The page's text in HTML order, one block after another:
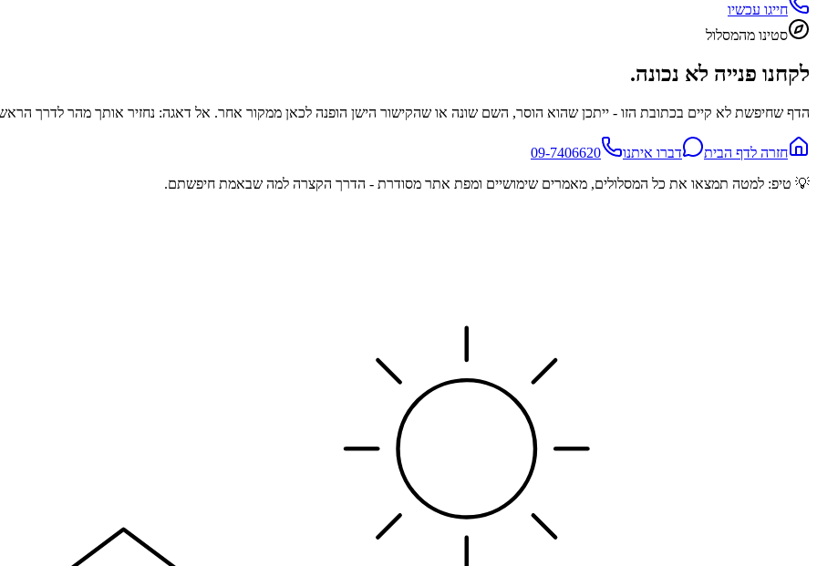
חייגו עכשיו
סטינו מהמסלול
לקחנו פנייה לא נכונה.
הדף שחיפשת לא קיים בכתובת הזו - ייתכן שהוא הוסר, השם שונה או שהקישור הישן הופנה לכאן ממקור אחר. אל דאגה: נחזיר אותך מהר לדרך
חזרה לדף הבית דברו איתנו
09-7406620
💡 טיפ: למטה תמצאו את כל המסלולים, מאמרים שימושיים ומפת אתר מסודרת - הדרך הקצרה למה שבאמת חיפשתם.